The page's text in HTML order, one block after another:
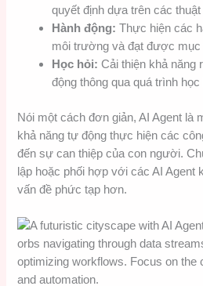
quyết định dựa trên các
Hành động: Thực hiện các
môi trường và đạt được mục
Học hỏi: Cải thiện khả năng
động thông qua quá trình
Nói một cách đơn giản, AI Agent là
khả năng tự động thực hiện các
đến sự can thiệp của con người.
lập hoặc phối hợp với các AI Agent
vấn đề phức tạp hơn.